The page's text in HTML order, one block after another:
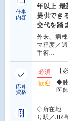
仕事
内容
年以上 最
提供でき
交代を踏
外来、病
マ程度／
手術…
応募
資格
必須
【
歓迎
◆膝
医
◇所在地
り駅／JR